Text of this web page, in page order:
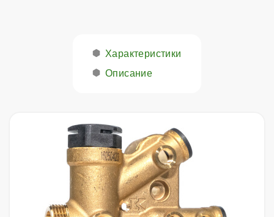
Характеристики
Описание